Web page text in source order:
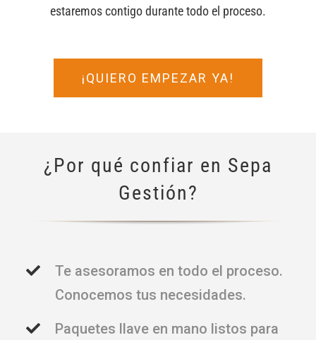
estaremos contigo durante todo el proceso.
¡QUIERO EMPEZAR YA!
¿Por qué confiar en Sepa
Gestión?
Te asesoramos en todo el proceso.
Conocemos tus necesidades.
Paquetes llave en mano listos para